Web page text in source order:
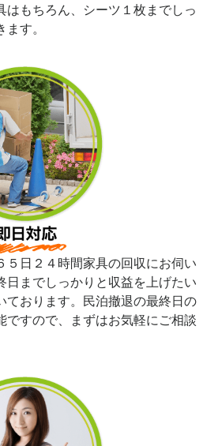
はもちろん、シーツ１枚までしっ
す。
５日２４時間家具の回収にお伺い
日までしっかりと収益を上げたい
ております。民泊撤退の最終日の
ですので、まずはお気軽にご相談